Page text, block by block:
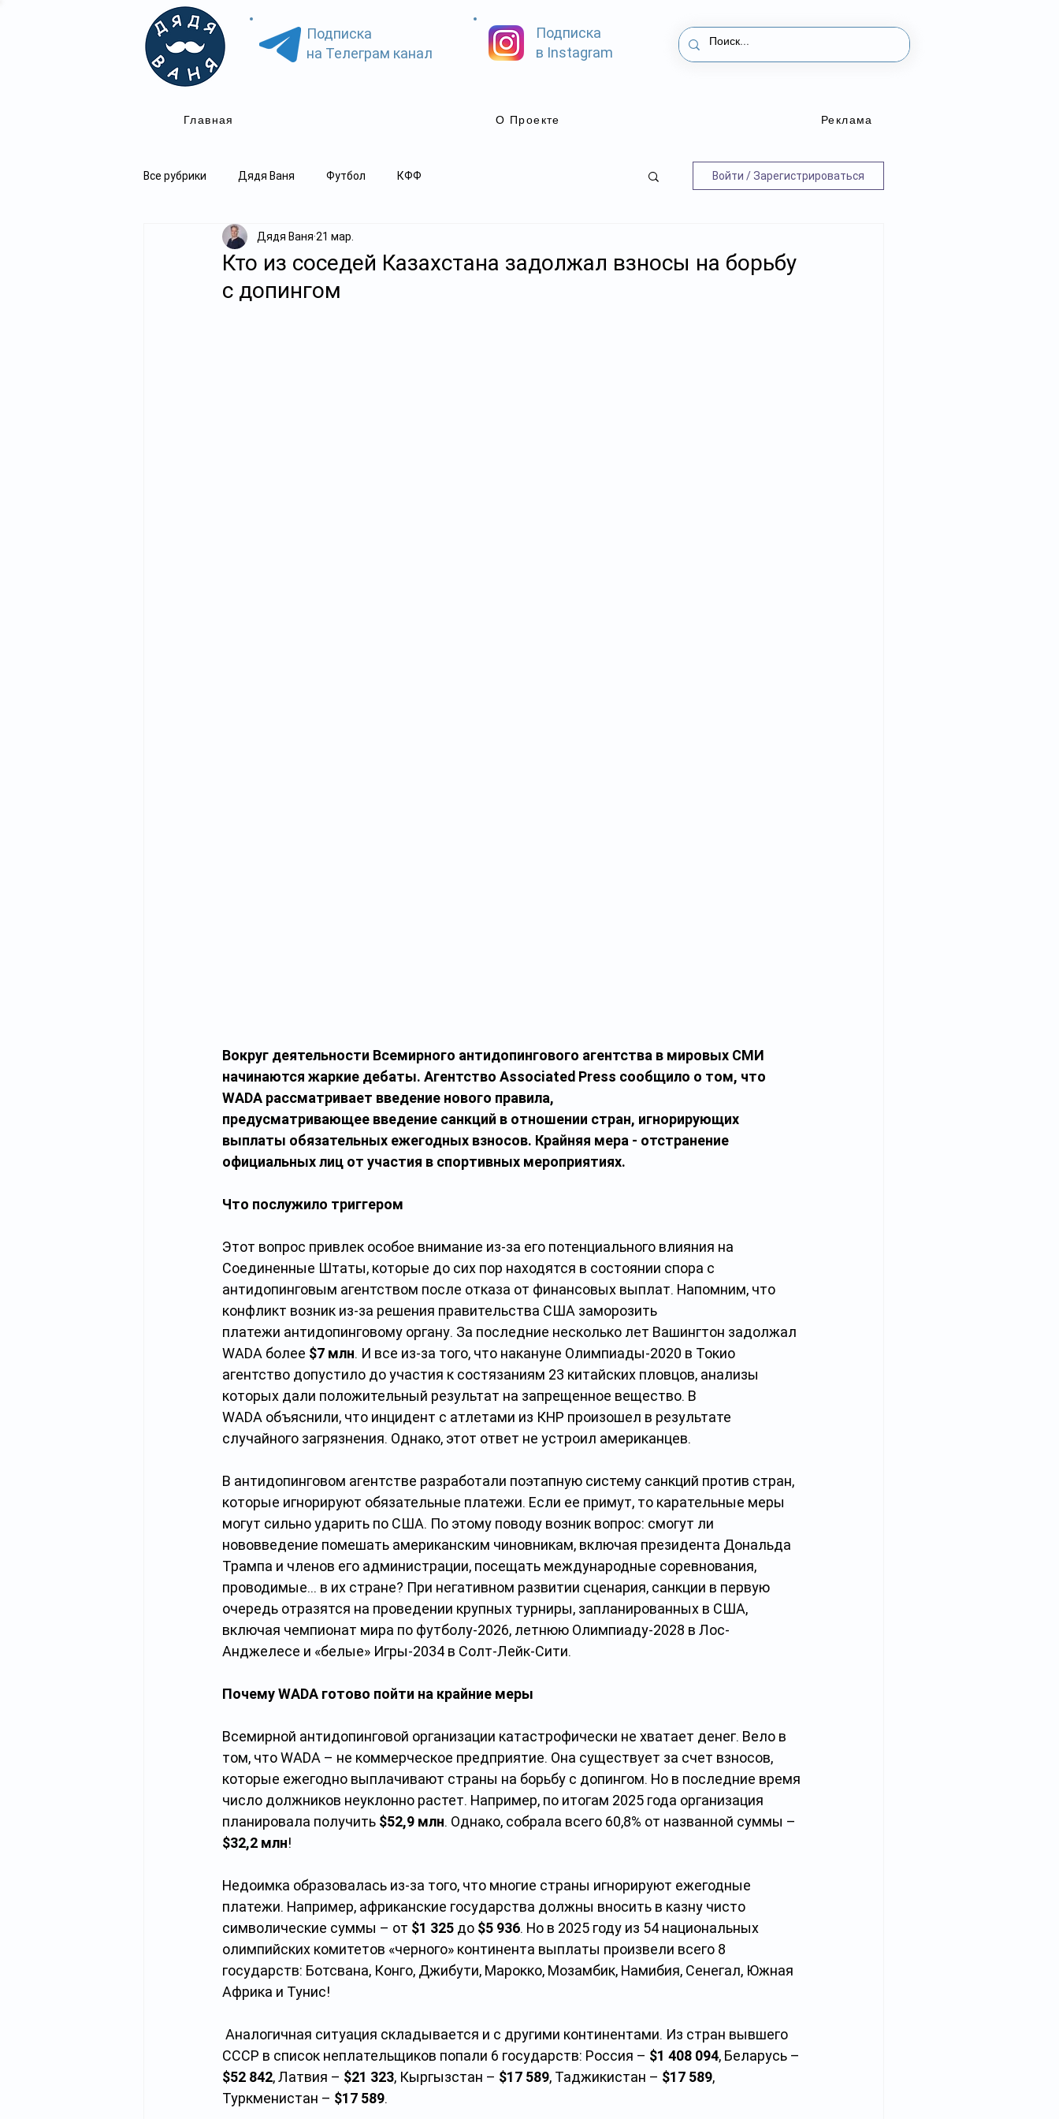
Подписка
на Телеграм канал
Главная
Подписка
в Instagram
О Проекте Реклама
Все рубрики Дядя Ваня Футбол КФФ Войти / Зарегистрироваться
Кто из соседей Казахстана задолжал взносы на борьбу
с допингом
Дядя Ваня 21 мар.
Вокруг деятельности Всемирного антидопингового агентства в мировых СМИ
начинаются жаркие дебаты. Агентство Associated Press сообщило о том, что
WADA рассматривает введение нового правила,
предусматривающее введение санкций в отношении стран, игнорирующих
выплаты обязательных ежегодных взносов. Крайняя мера - отстранение
официальных лиц от участия в спортивных мероприятиях.
Что послужило триггером
Этот вопрос привлек особое внимание из-за его потенциального влияния на
Соединенные Штаты, которые до сих пор находятся в состоянии спора с
антидопинговым агентством после отказа от финансовых выплат. Напомним, что
конфликт возник из-за решения правительства США заморозить
платежи антидопинговому органу. За последние несколько лет Вашингтон задолжал
WADA более $7 млн. И все из-за того, что накануне Олимпиады-2020 в Токио
агентство допустило до участия к состязаниям 23 китайских пловцов, анализы
которых дали положительный результат на запрещенное вещество. В
WADA объяснили, что инцидент с атлетами из КНР произошел в результате
случайного загрязнения. Однако, этот ответ не устроил американцев.
В антидопинговом агентстве разработали поэтапную систему санкций против стран,
которые игнорируют обязательные платежи. Если ее примут, то карательные меры
могут сильно ударить по США. По этому поводу возник вопрос: смогут ли
нововведение помешать американским чиновникам, включая президента Дональда
Трампа и членов его администрации, посещать международные соревнования,
проводимые… в их стране? При негативном развитии сценария, санкции в первую
очередь отразятся на проведении крупных турниры, запланированных в США,
включая чемпионат мира по футболу-2026, летнюю Олимпиаду-2028 в Лос-
Анджелесе и «белые» Игры-2034 в Солт-Лейк-Сити.
Почему WADA готово пойти на крайние меры
Всемирной антидопинговой организации катастрофически не хватает денег. Вело в
том, что WADA – не коммерческое предприятие. Она существует за счет взносов,
которые ежегодно выплачивают страны на борьбу с допингом. Но в последние время
число должников неуклонно растет. Например, по итогам 2025 года организация
планировала получить $52,9 млн. Однако, собрала всего 60,8% от названной суммы –
$32,2 млн!
Недоимка образовалась из-за того, что многие страны игнорируют ежегодные
платежи. Например, африканские государства должны вносить в казну чисто
символические суммы – от $1 325 до $5 936. Но в 2025 году из 54 национальных
олимпийских комитетов «черного» континента выплаты произвели всего 8
государств: Ботсвана, Конго, Джибути, Марокко, Мозамбик, Намибия, Сенегал, Южная
Африка и Тунис!
Аналогичная ситуация складывается и с другими континентами. Из стран вывшего
СССР в список неплательщиков попали 6 государств: Россия – $1 408 094, Беларусь –
$52 842, Латвия – $21 323, Кыргызстан – $17 589, Таджикистан – $17 589,
Туркменистан – $17 589.